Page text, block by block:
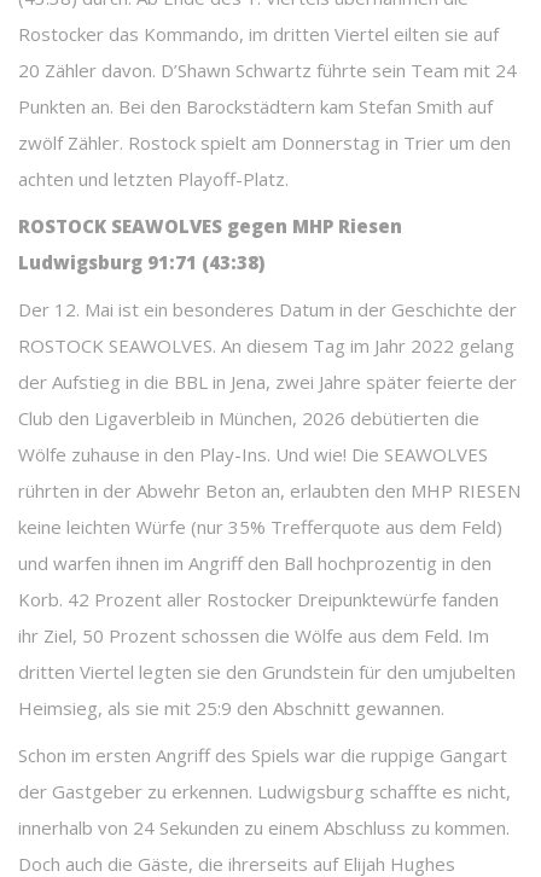
Rostocker das Kommando, im dritten Viertel eilten sie auf
20 Zähler davon. D’Shawn Schwartz führte sein Team mit 24
Punkten an. Bei den Barockstädtern kam Stefan Smith auf
zwölf Zähler. Rostock spielt am Donnerstag in Trier um den
achten und letzten Playoff-Platz.
ROSTOCK SEAWOLVES gegen MHP Riesen
Ludwigsburg 91:71 (43:38)
Der 12. Mai ist ein besonderes Datum in der Geschichte der
ROSTOCK SEAWOLVES. An diesem Tag im Jahr 2022 gelang
der Aufstieg in die BBL in Jena, zwei Jahre später feierte der
Club den Ligaverbleib in München, 2026 debütierten die
Wölfe zuhause in den Play-Ins. Und wie! Die SEAWOLVES
rührten in der Abwehr Beton an, erlaubten den MHP RIESEN
keine leichten Würfe (nur 35% Trefferquote aus dem Feld)
und warfen ihnen im Angriff den Ball hochprozentig in den
Korb. 42 Prozent aller Rostocker Dreipunktewürfe fanden
ihr Ziel, 50 Prozent schossen die Wölfe aus dem Feld. Im
dritten Viertel legten sie den Grundstein für den umjubelten
Heimsieg, als sie mit 25:9 den Abschnitt gewannen.
Schon im ersten Angriff des Spiels war die ruppige Gangart
der Gastgeber zu erkennen. Ludwigsburg schaffte es nicht,
innerhalb von 24 Sekunden zu einem Abschluss zu kommen.
Doch auch die Gäste, die ihrerseits auf Elijah Hughes